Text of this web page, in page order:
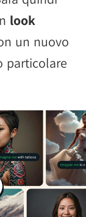
look
un nuovo
particolare